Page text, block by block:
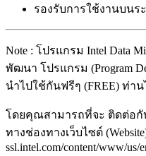
รองรับการใช้งานบน
Note : โปรแกรม Intel Data
พัฒนา โปรแกรม (Program
นำไปใช้กันฟรีๆ (FREE) ท่า
โดยคุณสามารถที่จะ ติดต่อ
ทางช่องทางเว็บไซต์
ssl.intel.com/content/www/us/